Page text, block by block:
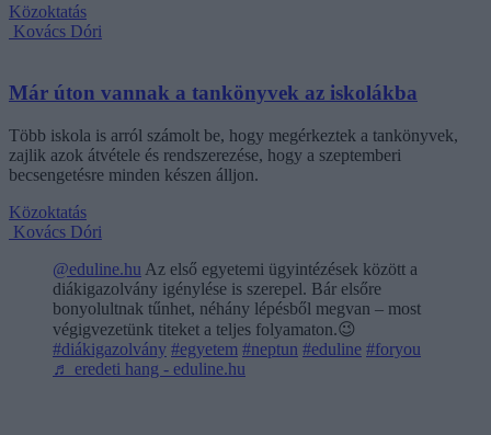
Közoktatás
Kovács Dóri
Már úton vannak a tankönyvek az iskolákba
Több iskola is arról számolt be, hogy megérkeztek a tankönyvek,
zajlik azok átvétele és rendszerezése, hogy a szeptemberi
becsengetésre minden készen álljon.
Közoktatás
Kovács Dóri
@eduline.hu Az első egyetemi ügyintézések között a
diákigazolvány igénylése is szerepel. Bár elsőre
bonyolultnak tűnhet, néhány lépésből megvan – most
végigvezetünk titeket a teljes folyamaton.😉
#diákigazolvány #egyetem #neptun #eduline #foryou
♬ eredeti hang - eduline.hu